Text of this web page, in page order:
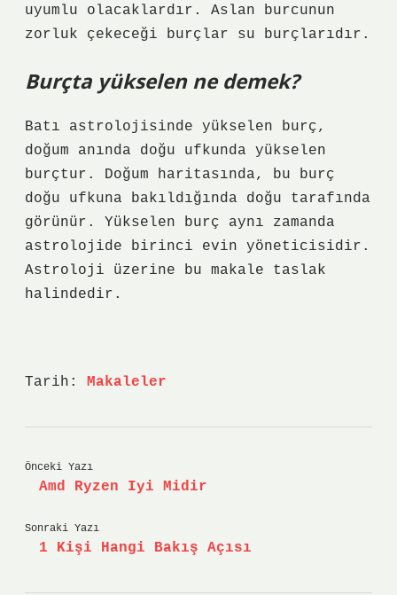
uyumlu olacaklardır. Aslan burcunun
zorluk çekeceği burçlar su burçlarıdır.
Burçta yükselen ne demek?
Batı astrolojisinde yükselen burç,
doğum anında doğu ufkunda yükselen
burçtur. Doğum haritasında, bu burç
doğu ufkuna bakıldığında doğu tarafında
görünür. Yükselen burç aynı zamanda
astrolojide birinci evin yöneticisidir.
Astroloji üzerine bu makale taslak
halindedir.
Tarih: Makaleler
Önceki Yazı
Amd Ryzen Iyi Midir
Sonraki Yazı
1 Kişi Hangi Bakış Açısı